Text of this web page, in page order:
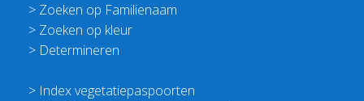
> Zoeken op Familienaam
> Zoeken op kleur
> Determineren
> Index vegetatiepaspoorten